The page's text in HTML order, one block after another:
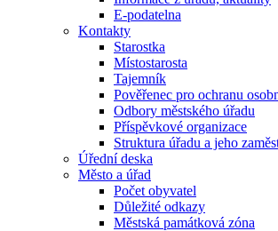
E-podatelna
Kontakty
Starostka
Místostarosta
Tajemník
Pověřenec pro ochranu
Odbory městského úřadu
Příspěvkové organizace
Struktura úřadu a jeho
Úřední deska
Město a úřad
Počet obyvatel
Důležité odkazy
Městská památková zóna